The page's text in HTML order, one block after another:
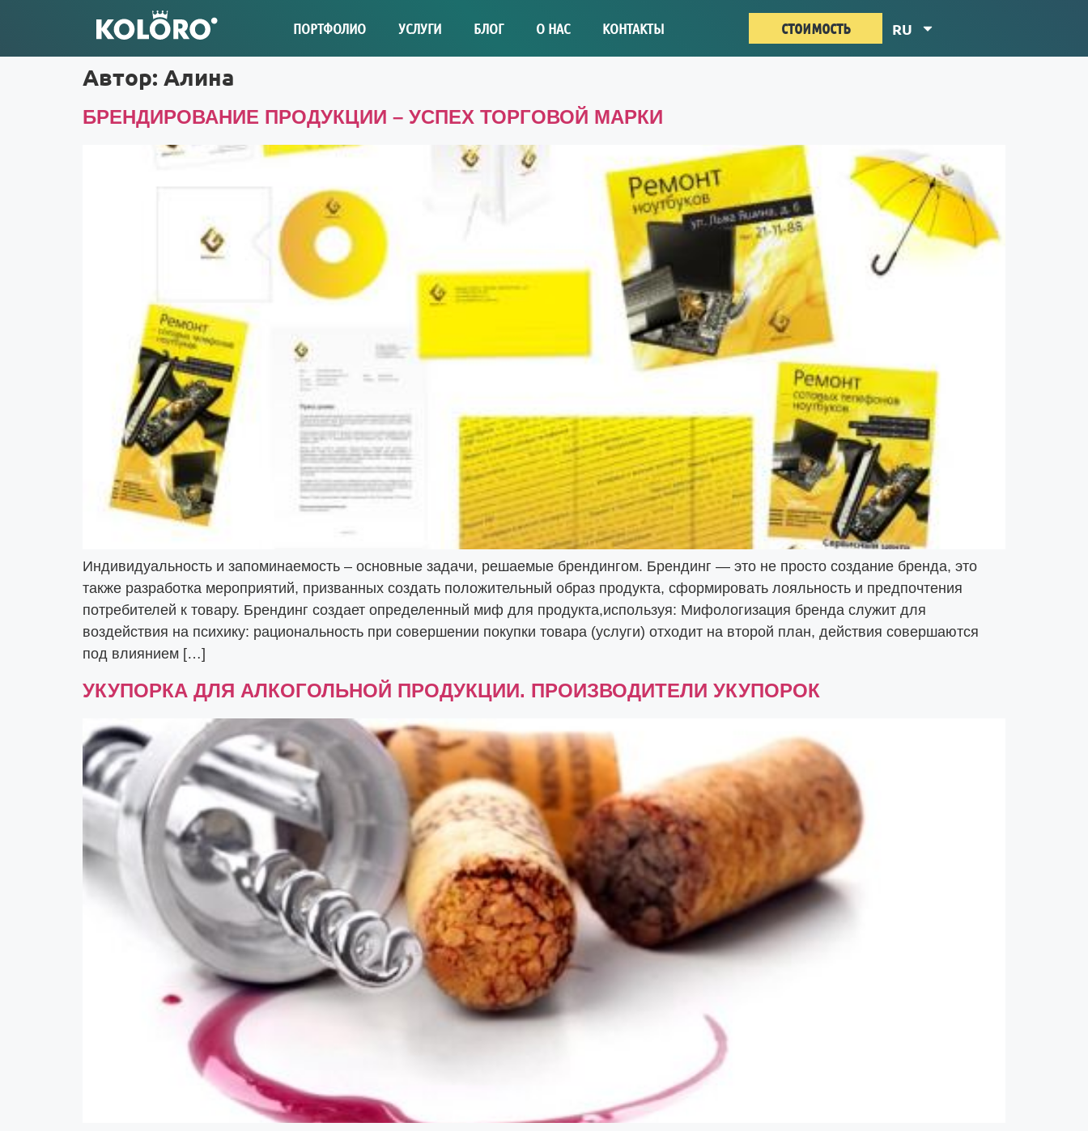
ПОРТФОЛИО УСЛУГИ БЛОГ О НАС КОНТАКТЫ стоимость RU
Автор: Алина
БРЕНДИРОВАНИЕ ПРОДУКЦИИ – УСПЕХ ТОРГОВОЙ МАРКИ
Индивидуальность и запоминаемость – основные задачи, решаемые брендингом. Брендинг — это не просто создание бренда, это
также разработка мероприятий, призванных создать положительный образ продукта, сформировать лояльность и предпочтения
потребителей к товару. Брендинг создает определенный миф для продукта,используя: Мифологизация бренда служит для
воздействия на психику: рациональность при совершении покупки товара (услуги) отходит на второй план, действия совершаются
под влиянием […]
УКУПОРКА ДЛЯ АЛКОГОЛЬНОЙ ПРОДУКЦИИ. ПРОИЗВОДИТЕЛИ УКУПОРОК